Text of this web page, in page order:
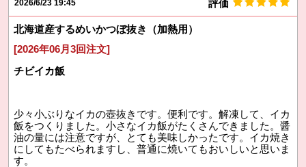
2026/6/23 19:45 評価
北海道産するめいかつぼ抜き（加熱用）
[2026年06月3回注文]
チビイカ飯
少々小ぶりなイカの壺抜きです。便利です。解凍して、イカ
飯をつくりました。小さなイカ飯がたくさんできました。醤
油の量には注意ですが、とても美味しかったです。イカ焼き
にしてもたべられますし、普通に焼いてもおいしいと思いま
す。